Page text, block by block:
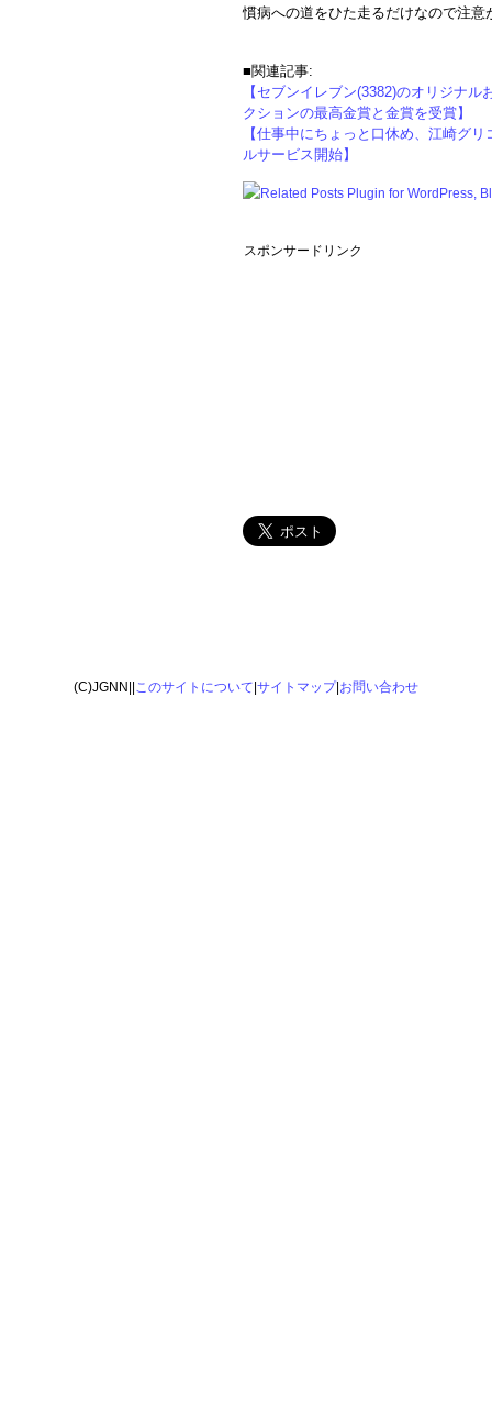
慣病への道をひた走るだけなので注意
■関連記事:
【セブンイレブン(3382)のオリジナ
クションの最高金賞と金賞を受賞】
【仕事中にちょっと口休め、江崎グ
ルサービス開始】
スポンサードリンク
(C)JGNN|| このサイトについて サイトマップ| お問い合わせ